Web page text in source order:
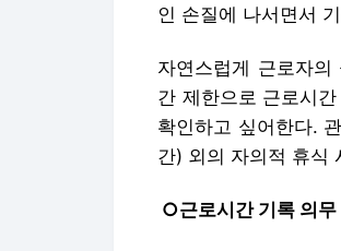
인 손질에 나서면서
자연스럽게 근로자
간 제한으로 근로시
확인하고 싶어한다.
간) 외의 자의적 휴식
○근로시간 기록 의무